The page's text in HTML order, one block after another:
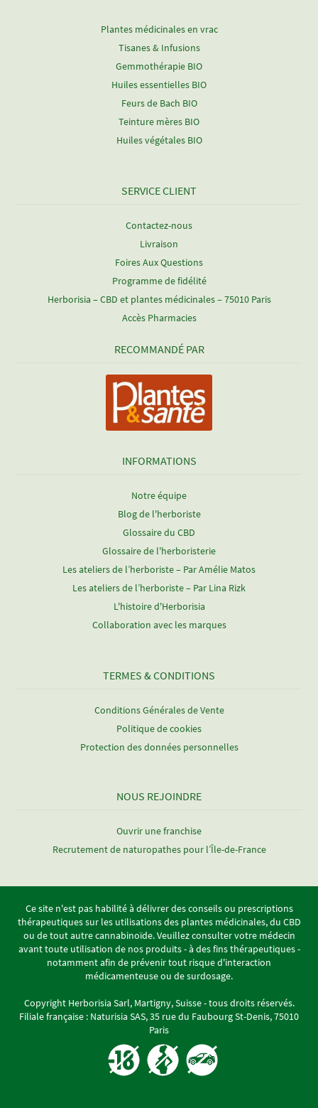
Plantes médicinales en vrac
Tisanes & Infusions
Gemmothérapie BIO
Huiles essentielles BIO
Feurs de Bach BIO
Teinture mères BIO
Huiles végétales BIO
SERVICE CLIENT
Contactez-nous
Livraison
Foires Aux Questions
Programme de fidélité
Herborisia – CBD et plantes médicinales – 75010 Paris
Accès Pharmacies
RECOMMANDÉ PAR
INFORMATIONS
Notre équipe
Blog de l'herboriste
Glossaire du CBD
Glossaire de l'herboristerie
Les ateliers de l’herboriste – Par Amélie Matos
Les ateliers de l’herboriste – Par Lina Rizk
L'histoire d'Herborisia
Collaboration avec les marques
TERMES & CONDITIONS
Conditions Générales de Vente
Politique de cookies
Protection des données personnelles
NOUS REJOINDRE
Ouvrir une franchise
Recrutement de naturopathes pour l’Île-de-France
Ce site n'est pas habilité à délivrer des conseils ou prescriptions
thérapeutiques sur les utilisations des plantes médicinales, du CBD
ou de tout autre cannabinoïde. Veuillez consulter votre médecin
avant toute utilisation de nos produits - à des fins thérapeutiques -
notamment afin de prévenir tout risque d'interaction
médicamenteuse ou de surdosage.
Copyright Herborisia Sarl, Martigny, Suisse - tous droits réservés.
Filiale française : Naturisia SAS, 35 rue du Faubourg St-Denis, 75010
Paris